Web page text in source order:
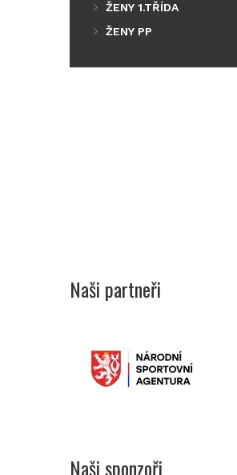
ŽENY 1.TŘÍDA
ŽENY PP
Naši partneři
Naši sponzoři